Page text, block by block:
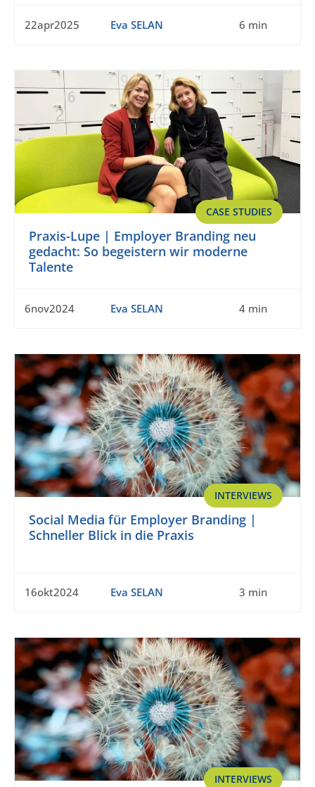
22apr2025 Eva SELAN 6 min
CASE STUDIES
Praxis-Lupe | Employer Branding neu
gedacht: So begeistern wir moderne
Talente
6nov2024 Eva SELAN 4 min
INTERVIEWS
Social Media für Employer Branding |
Schneller Blick in die Praxis
16okt2024 Eva SELAN 3 min
INTERVIEWS